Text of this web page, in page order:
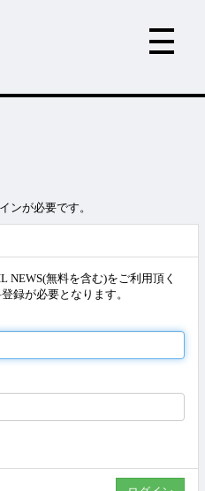
ンが必要です。
NEWS(無料を含む)をご利用頂く
録が必要となります。